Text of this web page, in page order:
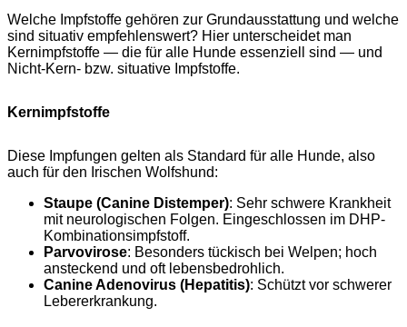
Welche Impfstoffe gehören zur Grundausstattung und welche
sind situativ empfehlenswert? Hier unterscheidet man
Kernimpfstoffe — die für alle Hunde essenziell sind — und
Nicht-Kern- bzw. situative Impfstoffe.
Kernimpfstoffe
Diese Impfungen gelten als Standard für alle Hunde, also
auch für den Irischen Wolfshund:
Staupe (Canine Distemper): Sehr schwere Krankheit
mit neurologischen Folgen. Eingeschlossen im DHP-
Kombinationsimpfstoff.
Parvovirose: Besonders tückisch bei Welpen; hoch
ansteckend und oft lebensbedrohlich.
Canine Adenovirus (Hepatitis): Schützt vor schwerer
Lebererkrankung.